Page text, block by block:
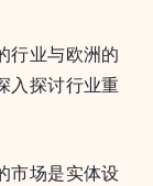
行业与欧洲的
入探讨行业重
市场是实体设